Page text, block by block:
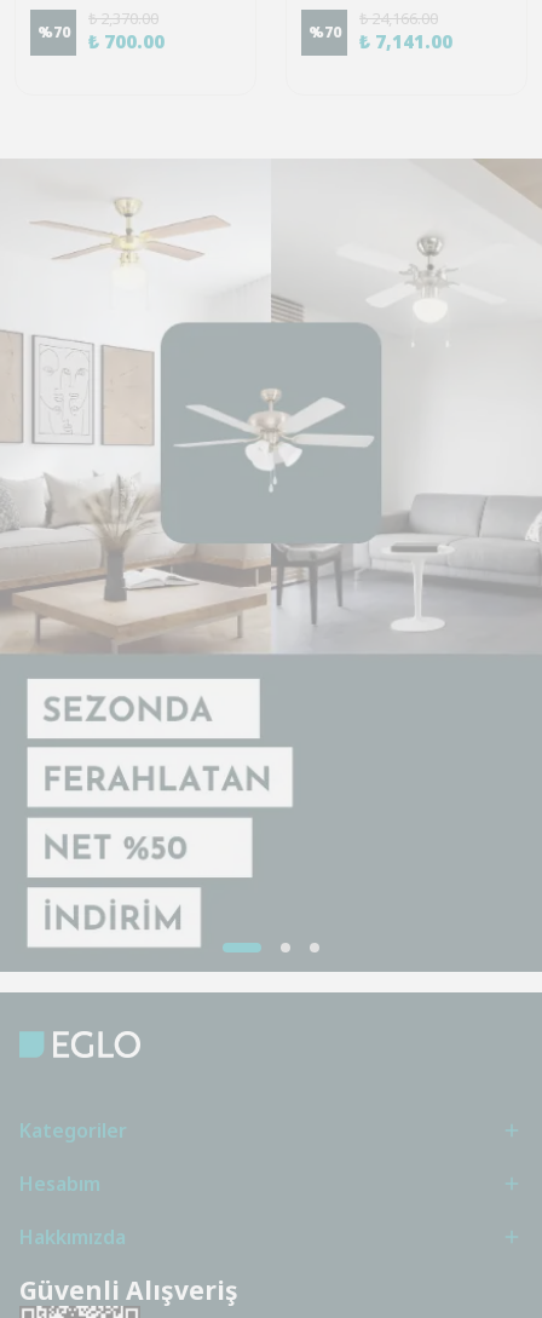
%70
₺ 2,370.00
₺ 700.00 %70
₺ 24,166.00
₺ 7,141.00
Kategoriler
Hesabım
Hakkımızda
Güvenli Alışveriş